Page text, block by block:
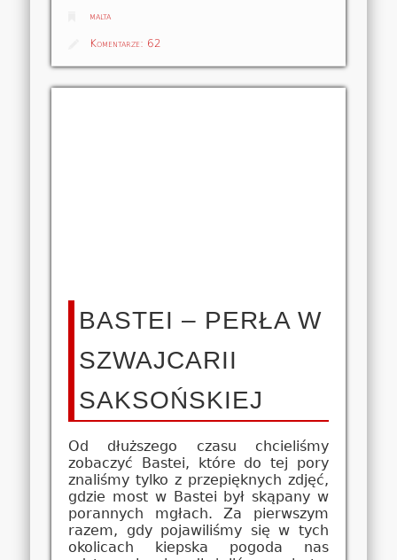
malta
Komentarze: 62
BASTEI – PERŁA W
SZWAJCARII
SAKSOŃSKIEJ
Od dłuższego czasu chcieliśmy
zobaczyć Bastei, które do tej pory
znaliśmy tylko z przepięknych zdjęć,
gdzie most w Bastei był skąpany w
porannych mgłach. Za pierwszym
razem, gdy pojawiliśmy się w tych
okolicach kiepska pogoda nas